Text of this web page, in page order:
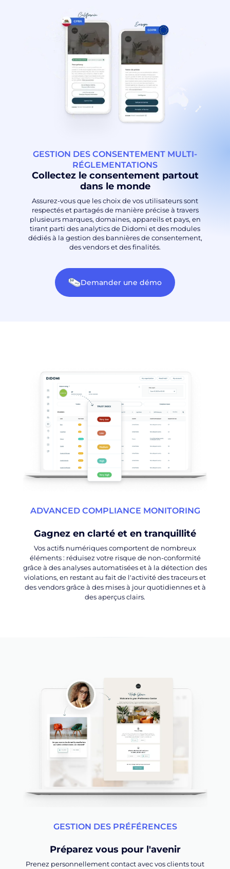
GESTION DES CONSENTEMENT MULTI-
RÉGLEMENTATIONS
Collectez le consentement partout
dans le monde
Assurez-vous que les choix de vos utilisateurs sont
respectés et partagés de manière précise à travers
plusieurs marques, domaines, appareils et pays, en
tirant parti des analytics de Didomi et des modules
dédiés à la gestion des bannières de consentement,
des vendors et des finalités.
Demander une démo
ADVANCED COMPLIANCE MONITORING
Gagnez en clarté et en tranquillité
Vos actifs numériques comportent de nombreux
éléments : réduisez votre risque de non-conformité
grâce à des analyses automatisées et à la détection des
violations, en restant au fait de l'activité des traceurs et
des vendors grâce à des mises à jour quotidiennes et à
des aperçus clairs.
GESTION DES PRÉFÉRENCES
Préparez vous pour l'avenir
Prenez personnellement contact avec vos clients tout